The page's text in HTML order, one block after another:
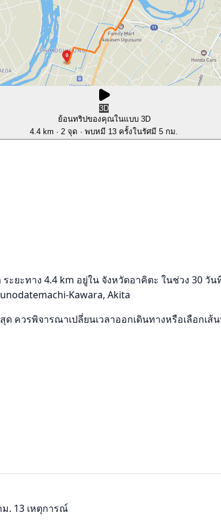
3D
ย้อนทริปของคุณในแบบ 3D
4.4 km · 2 จุด · พบหมี 13 ครั้งในรัศมี 5 กม.
ระยะทาง 4.4 km อยู่ใน จังหวัดอาคิตะ ในช่วง 30
Kawara, Akita
ควรพิจารณาเปลี่ยนเวลาออกเดินทางหรือเลือกเส้
ม. 13 เหตุการณ์